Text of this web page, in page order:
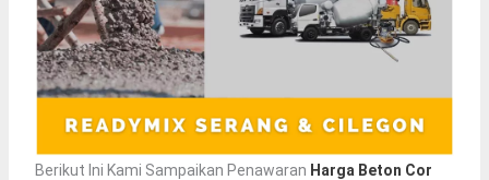
Berikut Ini Kami Sampaikan Penawaran Harga Beton Cor